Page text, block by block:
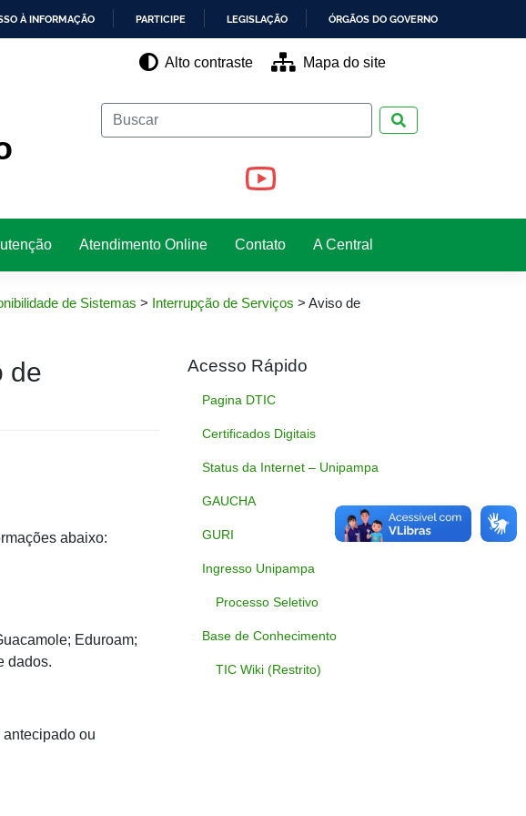
À INFORMAÇÃO PARTICIPE LEGISLAÇÃO ÓRGÃOS DO GOVERNO
Alto contraste Mapa do site
Atendimento Online Contato A Central
de Sistemas > Interrupção de Serviços > Aviso de
de
abaixo:
Eduroam;
dados.
ou
Acesso Rápido
Pagina DTIC
Certificados Digitais
Status da Internet – Unipampa
GAUCHA
GURI
Ingresso Unipampa
Processo Seletivo
Base de Conhecimento
TIC Wiki (Restrito)